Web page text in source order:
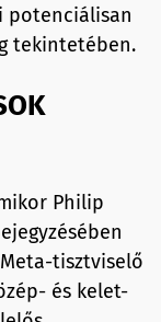
potenciálisan
tekintetében.
Philip
tisztviselő
és kelet-